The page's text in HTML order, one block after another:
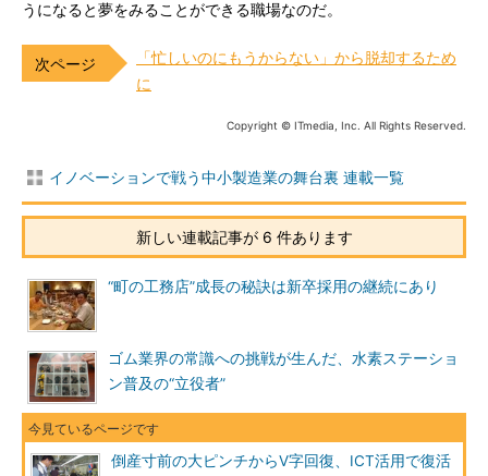
うになると夢をみることができる職場なのだ。
「忙しいのにもうからない」から脱却するため
に
Copyright © ITmedia, Inc. All Rights Reserved.
イノベーションで戦う中小製造業の舞台裏 連載一覧
新しい連載記事が 6 件あります
“町の工務店”成長の秘訣は新卒採用の継続にあり
ゴム業界の常識への挑戦が生んだ、水素ステーショ
ン普及の“立役者”
倒産寸前の大ピンチからV字回復、ICT活用で復活